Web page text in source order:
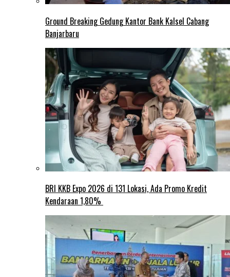
Ground Breaking Gedung Kantor Bank Kalsel Cabang
Banjarbaru
BRI KKB Expo 2026 di 131 Lokasi, Ada Promo Kredit
Kendaraan 1,80%